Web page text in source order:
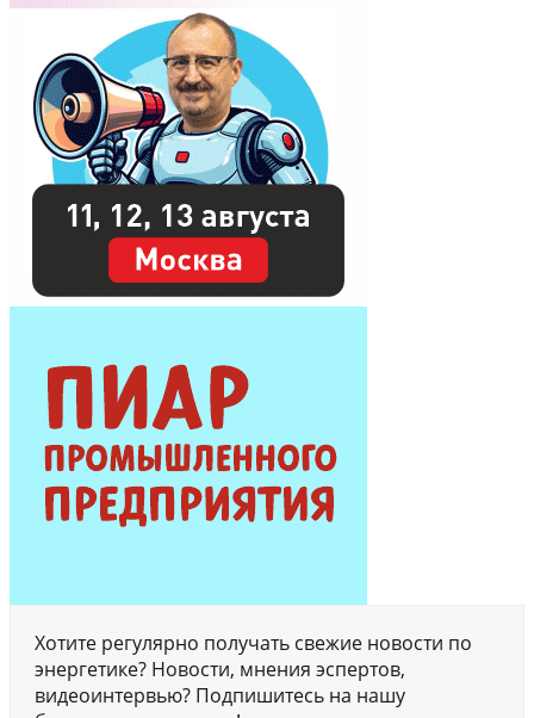
Хотите регулярно получать свежие новости по
энергетике? Новости, мнения эспертов,
видеоинтервью? Подпишитесь на нашу